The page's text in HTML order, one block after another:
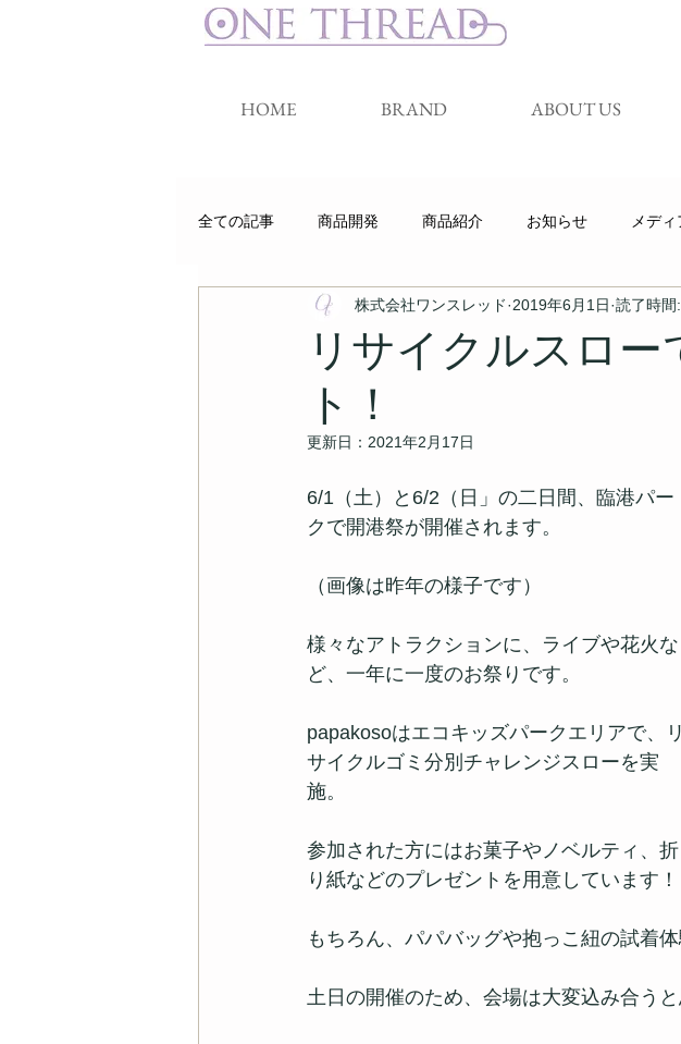
HOME BRAND ABOUT US
全ての記事 商品開発 商品紹介 お知らせ メデ
クラウドファンディング キャンペーン 展
リサイクルスロ
ト！
株式会社ワンスレッド 2019年6月1日 読了時間
更新日： 2021年2月17日
6/1（土）と6/2（日」の二日間、臨港パー
クで開港祭が開催されます。
（画像は昨年の様子です）
様々なアトラクションに、ライブや花火な
ど、一年に一度のお祭りです。
papakosoはエコキッズパークエリアで、リ
サイクルゴミ分別チャレンジスローを実
施。
参加された方にはお菓子やノベルティ、折
り紙などのプレゼントを用意しています！
もちろん、パパバッグや抱っこ紐の試着体
土日の開催のため、会場は大変込み合うと